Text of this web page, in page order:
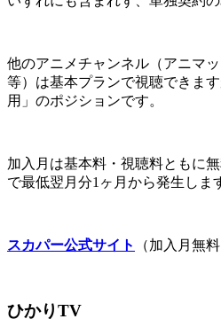
他のアニメチャンネル（アニマ
等）は基本プランで視聴できま
用」のポジションです。
加入月は基本料・視聴料ともに
で最低翌月分1ヶ月から発生しま
スカパー公式サイト （加入月無料
ひかりTV